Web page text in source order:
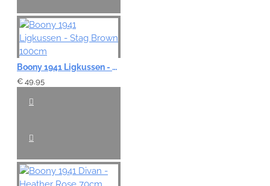
Boony 1941 Ligkussen - Stag Brown 100cm
€ 49,95